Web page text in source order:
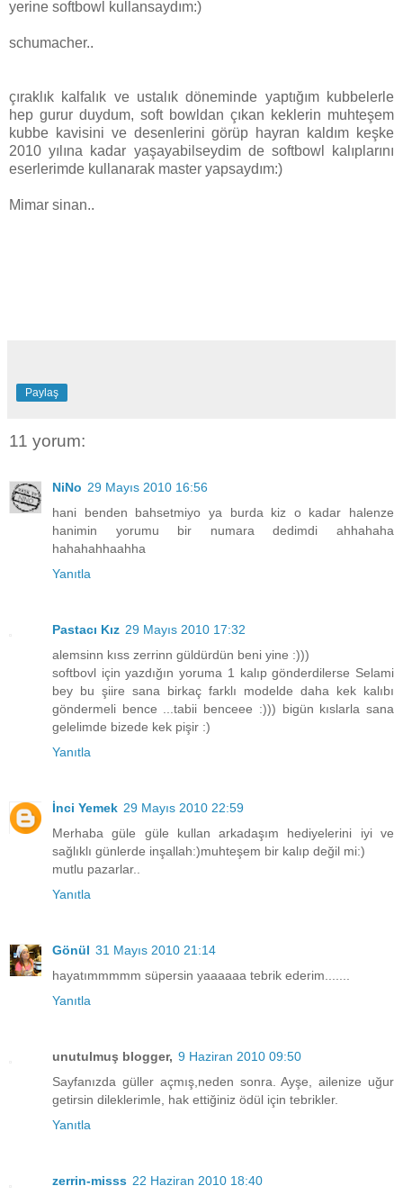
yerine softbowl kullansaydım:)
schumacher..
çıraklık kalfalık ve ustalık döneminde yaptığım kubbelerle
hep gurur duydum, soft bowldan çıkan keklerin muhteşem
kubbe kavisini ve desenlerini görüp hayran kaldım keşke
2010 yılına kadar yaşayabilseydim de softbowl kalıplarını
eserlerimde kullanarak master yapsaydım:)
Mimar sinan..
Paylaş
11 yorum:
NiNo 29 Mayıs 2010 16:56
hani benden bahsetmiyo ya burda kiz o kadar halenze
hanimin yorumu bir numara dedimdi ahhahaha
hahahahhaahha
Yanıtla
Pastacı Kız 29 Mayıs 2010 17:32
alemsinn kıss zerrinn güldürdün beni yine :)))
softbovl için yazdığın yoruma 1 kalıp gönderdilerse Selami
bey bu şiire sana birkaç farklı modelde daha kek kalıbı
göndermeli bence ...tabii benceee :))) bigün kıslarla sana
gelelimde bizede kek pişir :)
Yanıtla
İnci Yemek 29 Mayıs 2010 22:59
Merhaba güle güle kullan arkadaşım hediyelerini iyi ve
sağlıklı günlerde inşallah:)muhteşem bir kalıp değil mi:)
mutlu pazarlar..
Yanıtla
Gönül 31 Mayıs 2010 21:14
hayatımmmmm süpersin yaaaaaa tebrik ederim.......
Yanıtla
unutulmuş blogger, 9 Haziran 2010 09:50
Sayfanızda güller açmış,neden sonra. Ayşe, ailenize uğur
getirsin dileklerimle, hak ettiğiniz ödül için tebrikler.
Yanıtla
zerrin-misss 22 Haziran 2010 18:40